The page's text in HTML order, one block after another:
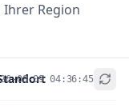
Region
08-09 04:36:45
+